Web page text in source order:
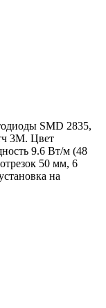
SMD 2835,
3M. Цвет
9.6 Вт/м (48
50 мм, 6
на